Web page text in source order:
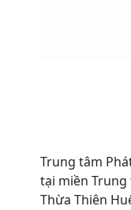
Trung tâm
tại miền Trung
Thừa Thiên